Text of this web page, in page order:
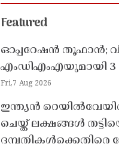
Featured
ഓപ്പറേഷൻ തൂഫാൻ;
എംഡിഎംഎയുമായി 3
Fri,7 Aug 2026
ഇന്ത്യൻ
ചെയ്ത് ലക്ഷങ്ങൾ